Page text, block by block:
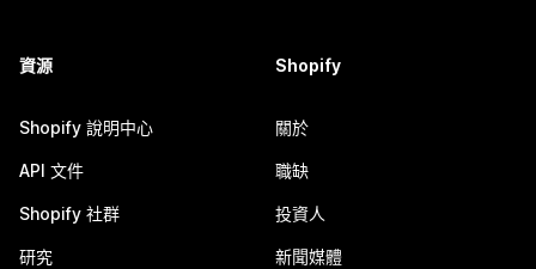
資源
Shopify 說明中心
API 文件
Shopify 社群
研究
Shopify
關於
職缺
投資人
新聞媒體